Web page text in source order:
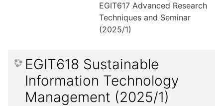
EGIT617 Advanced Research
Techniques and Seminar
(2025/1)
EGIT618 Sustainable
Information Technology
Management (2025/1)